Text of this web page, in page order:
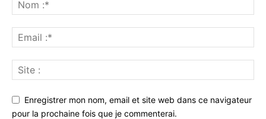
Enregistrer mon nom, email et site web dans ce navigateur
pour la prochaine fois que je commenterai.